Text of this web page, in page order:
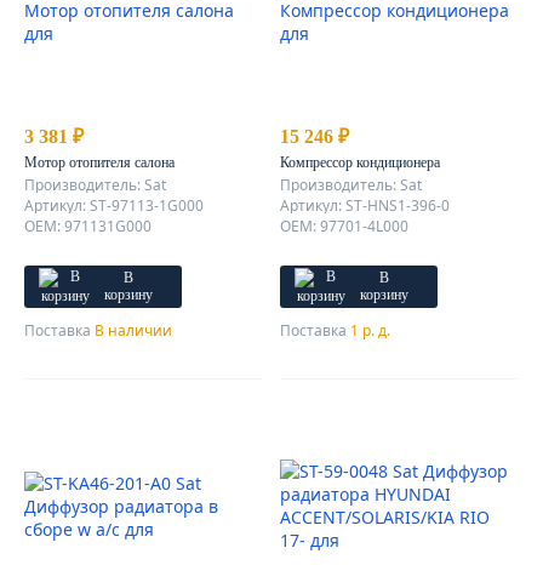
3 381 ₽
Мотор отопителя салона
Производитель: Sat
Артикул: ST-97113-1G000
OEM: 971131G000
В
корзину
Поставка В наличии
15 246 ₽
Компрессор кондиционера
Производитель: Sat
Артикул: ST-HNS1-396-0
OEM: 97701-4L000
В
корзину
Поставка 1 р. д.